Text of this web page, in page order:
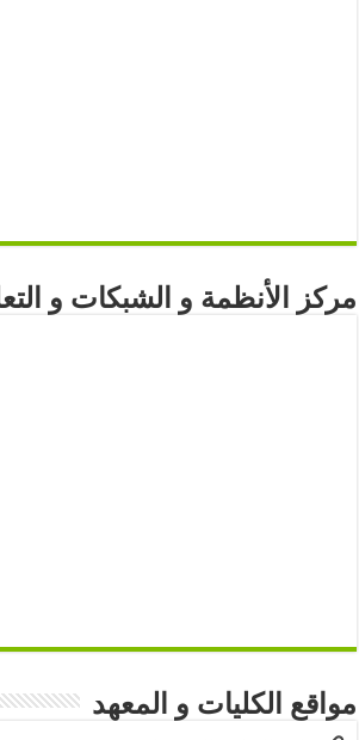
مركز الأنظمة و الشبكات و
مواقع الكليات و المعهد